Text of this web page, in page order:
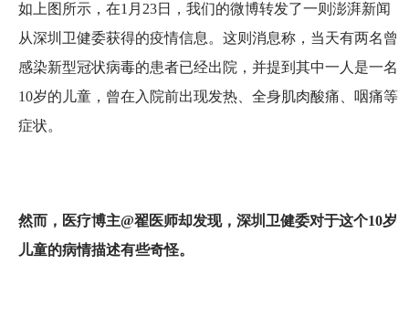
如上图所示，在1月23日，我们的微博转发了一则澎湃新闻
从深圳卫健委获得的疫情信息。这则消息称，当天有两名曾
感染新型冠状病毒的患者已经出院，并提到其中一人是一名
10岁的儿童，曾在入院前出现发热、全身肌肉酸痛、咽痛等
症状。
然而，医疗博主@翟医师却发现，深圳卫健委对于这个10岁
儿童的病情描述有些奇怪。